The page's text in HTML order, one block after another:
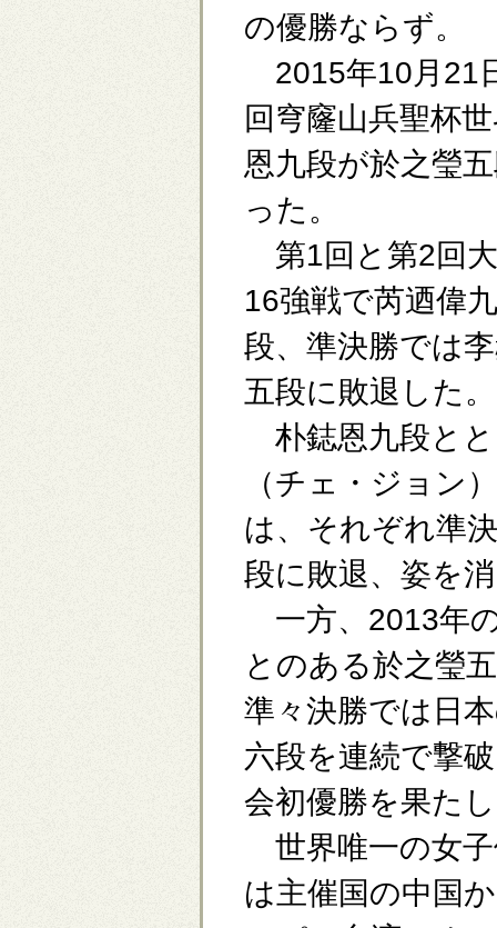
の優勝ならず。
2015年10月21
回穹窿山兵聖杯
恩九段が於之瑩
った。
第1回と第2回
16強戦で芮迺偉
段、準決勝では
五段に敗退した。
朴鋕恩九段と
（チェ・ジョン
は、それぞれ準
段に敗退、姿を
一方、2013年
とのある於之瑩
準々決勝では日
六段を連続で撃
会初優勝を果た
世界唯一の女子
は主催国の中国